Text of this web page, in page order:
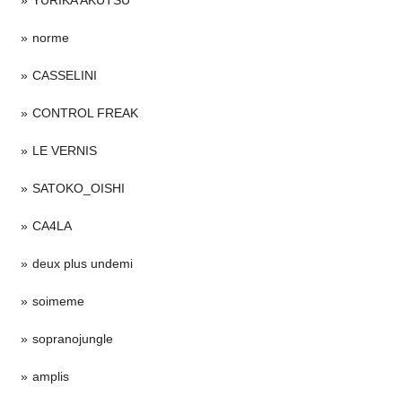
norme
CASSELINI
CONTROL FREAK
LE VERNIS
SATOKO_OISHI
CA4LA
deux plus undemi
soimeme
sopranojungle
amplis